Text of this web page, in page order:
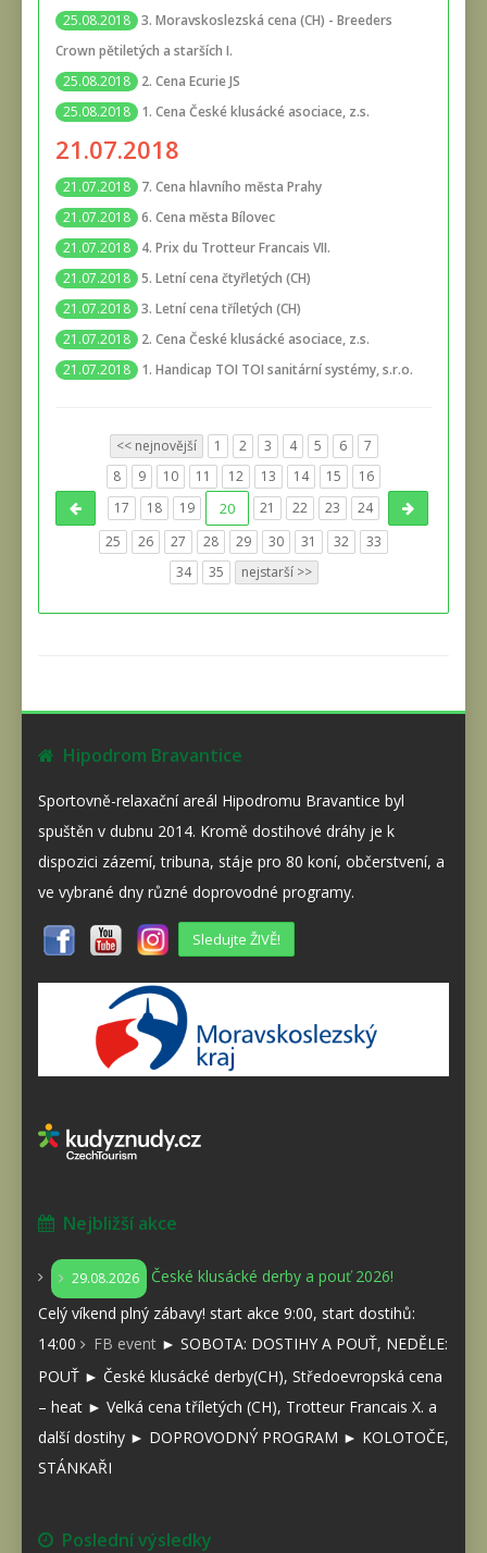
25.08.2018 3. Moravskoslezská cena (CH) - Breeders
Crown pětiletých a starších I.
25.08.2018
2. Cena Ecurie JS
25.08.2018
1. Cena České klusácké asociace, z.s.
21.07.2018
21.07.2018
7. Cena hlavního města Prahy
21.07.2018 6. Cena města Bílovec
21.07.2018
4. Prix du Trotteur Francais VII.
21.07.2018 5. Letní cena čtyřletých (CH)
21.07.2018 3. Letní cena tříletých (CH)
21.07.2018
2. Cena České klusácké asociace, z.s.
21.07.2018
1. Handicap TOI TOI sanitární systémy, s.r.o.
<< nejnovější 1 2 3 4 5 6
7
8
9 10 11 12 13 14 15
16
17
18 19 20 21 22 23
24
25
26 27 28 29 30 31 32
33
34
35 nejstarší >>
Hipodrom Bravantice
Sportovně-relaxační areál Hipodromu Bravantice byl
spuštěn v dubnu 2014. Kromě dostihové dráhy je k
dispozici zázemí, tribuna, stáje pro 80 koní, občerstvení, a
ve vybrané dny různé doprovodné programy.
Sledujte ŽIVĚ!
Nejbližší akce
29.08.2026
České klusácké derby a pouť 2026!
Celý víkend plný zábavy! start akce 9:00, start dostihů:
14:00
FB event ► SOBOTA: DOSTIHY A POUŤ, NEDĚLE:
POUŤ ► České klusácké derby(CH), Středoevropská cena
– heat ► Velká cena tříletých (CH), Trotteur Francais X. a
další dostihy ► DOPROVODNÝ PROGRAM ► KOLOTOČE,
STÁNKAŘI
Poslední výsledky